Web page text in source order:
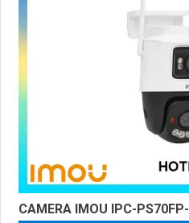
CAMERA IMOU IPC-